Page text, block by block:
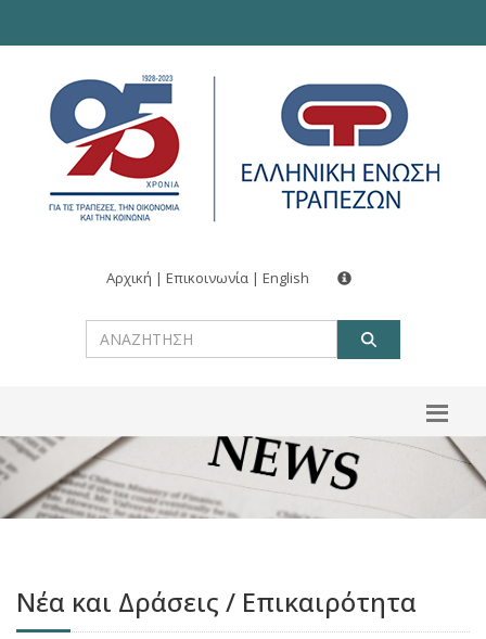
Αρχική | Επικοινωνία | English
Νέα και Δράσεις / Επικαιρότητα